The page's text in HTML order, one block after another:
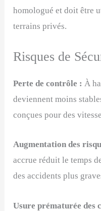
homologué et doit être
terrains privés.
Risques de
Perte de contrôle : À
deviennent moins
conçues pour des
Augmentation des
accrue réduit le temps
des accidents plus
Usure prématurée des